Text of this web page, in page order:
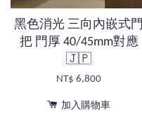
黑色消光 三向內嵌式門
把 門厚 40/45mm對應
🇯🇵
NT$ 6,800
加入購物車